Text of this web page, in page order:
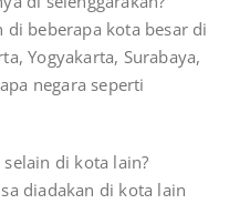
di beberapa kota besar di
Yogyakarta, Surabaya,
negara seperti
di kota lain?
diadakan di kota lain